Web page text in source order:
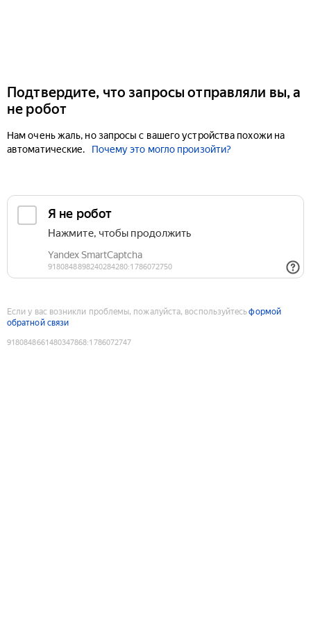
Подтвердите, что запросы отправляли вы, а
не робот
Нам очень жаль, но запросы с вашего устройства похожи на
автоматические.
Почему это могло произойти?
Если у вас возникли проблемы, пожалуйста, воспользуйтесьформой
обратной связи
9180848661480347868:1786072747